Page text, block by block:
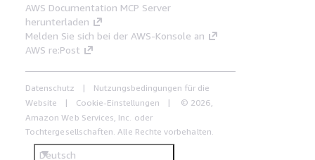
AWS Documentation MCP Server
herunterladen
Melden Sie sich bei der AWS-Konsole an
AWS re:Post
Datenschutz
Nutzungsbedingungen für die
Website
Cookie-Einstellungen
© 2026,
Amazon Web Services, Inc. oder
Tochtergesellschaften. Alle Rechte vorbehalten.
Deutsch